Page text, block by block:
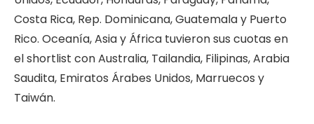
Costa Rica, Rep. Dominicana, Guatemala y Puerto
Rico. Oceanía, Asia y África tuvieron sus cuotas en
el shortlist con Australia, Tailandia, Filipinas, Arabia
Saudita, Emiratos Árabes Unidos, Marruecos y
Taiwán.